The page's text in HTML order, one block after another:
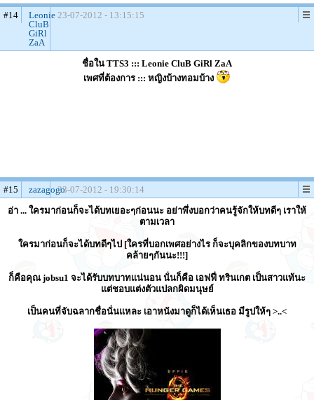
#14
Leonie
CluB
GiRl
ZaA
23-07-2012 - 13:15:15
ชื่อใน TTS3 ::: Leonie CluB GiRl ZaA
เพศที่ต้องการ ::: หญิงบ้างทอมบ้าง
#15 zazagogo23-07-2012 - 19:30:14
อ่า ... ใครมาก่อนก็จะได้บทเยอะๆก่อนนะ อย่าพึ่งบอกว่าคนรู้จักให้บทดีๆ เราให้
ตามเวลา
ใครมาก่อนก็จะได้บทดีๆไป [ใครที่บอกเพศอย่างไร ก็จะบุคลิกของบทบาท
คล้ายๆกันนะ!!!]
ก็คือคุณ jobsu1 จะได้รับบทบาทแน่นอน นั่นก็คือ เอฟฟี่ ทรินเกต เป็นสาวแท้นะ
แต่ชอบแต่งตัวแปลกผิดมนุษย์
เป็นคนที่จับฉลากชื่อนั่นแหละ เอาหนังมาดูก็ได้เห็นเธอ มีรูปให้ๆ >..<